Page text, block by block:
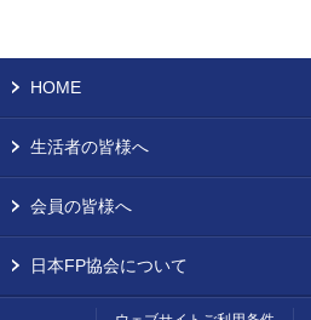
HOME
生活者の皆様へ
会員の皆様へ
日本FP協会について